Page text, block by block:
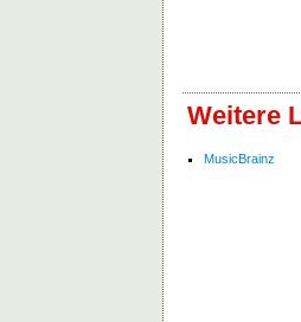
Weitere
MusicBrainz